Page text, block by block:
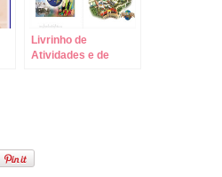
Livrinho de
Atividades e de